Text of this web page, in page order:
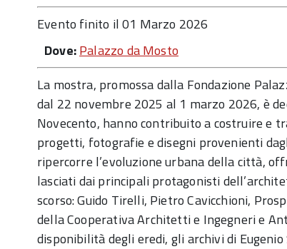
Evento finito il 01 Marzo 2026
Dove:Palazzo da Mosto
La mostra, promossa dalla Fondazione
dal 22 novembre 2025 al 1 marzo 2026, è
Novecento, hanno contribuito a costruire e
progetti, fotografie e disegni provenienti
ripercorre l’evoluzione urbana della città,
lasciati dai principali protagonisti
scorso: Guido Tirelli, Pietro Cavicchioni,
della Cooperativa Architetti e Ingegneri e
disponibilità degli eredi, gli archivi di